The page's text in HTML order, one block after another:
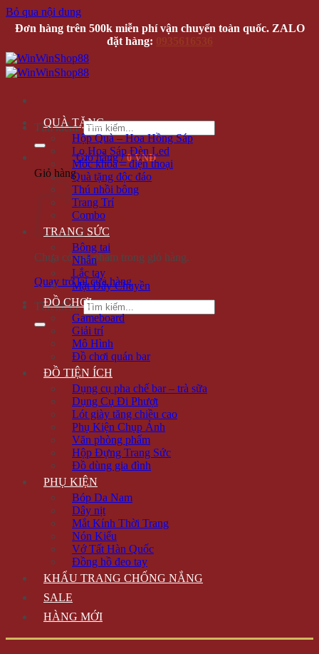
Bỏ qua nội dung
Đơn hàng trên 500k miễn phí vận chuyển toàn quốc. ZALO
đặt hàng:
Tìm kiếm:
Giỏ hàng /0 VNĐ
Giỏ hàng
Chưa có sản phẩm trong giỏ hàng.
Quay trở lại cửa hàng
Tìm kiếm:
QUÀ TẶNG
Hộp Quà – Hoa Hồng Sáp
Lọ Hoa Sáp Đèn Led
Móc khóa – điện thoại
Quà tặng độc đáo
Thú nhồi bông
Trang Trí
Combo
TRANG SỨC
Bông tai
Nhẫn
Lắc tay
Mặt Dây Chuyền
ĐỒ CHƠI
Gameboard
Giải trí
Mô Hình
Đồ chơi quán bar
ĐỒ TIỆN ÍCH
Dụng cụ pha chế bar – trà sữa
Dụng Cụ Đi Phượt
Lót giày tăng chiều cao
Phụ Kiện Chụp Ảnh
Văn phòng phẩm
Hộp Đựng Trang Sức
Đồ dùng gia đình
PHỤ KIỆN
Bóp Da Nam
Dây nịt
Mắt Kính Thời Trang
Nón Kiểu
Vớ Tất Hàn Quốc
Đồng hồ đeo tay
KHẨU TRANG CHỐNG NẮNG
SALE
HÀNG MỚI